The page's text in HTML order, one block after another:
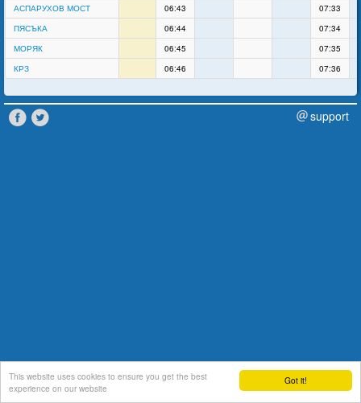
Got it!
This website uses cookies to ensure you get the best
experience on our website
АСПАРУХОВ МОСТ
06:43
07:33
ПЯСЪКА
06:44
07:34
МОРЯК
06:45
07:35
КРЗ
06:46 07:36
support